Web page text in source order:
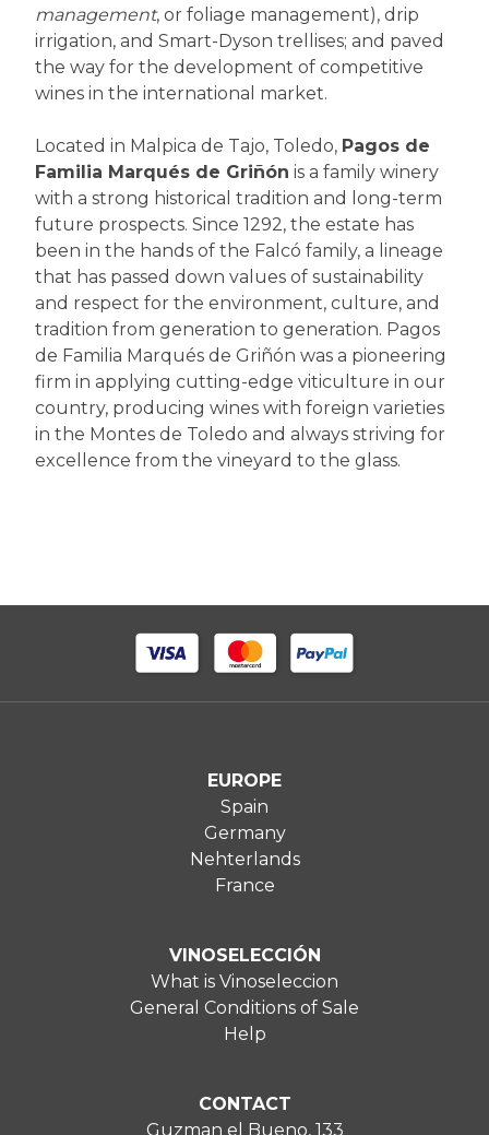
management, or foliage management), drip
irrigation, and Smart-Dyson trellises; and paved
the way for the development of competitive
wines in the international market.
Located in Malpica de Tajo, Toledo, Pagos de
Familia Marqués de Griñón is a family winery
with a strong historical tradition and long-term
future prospects. Since 1292, the estate has
been in the hands of the Falcó family, a lineage
that has passed down values of sustainability
and respect for the environment, culture, and
tradition from generation to generation. Pagos
de Familia Marqués de Griñón was a pioneering
firm in applying cutting-edge viticulture in our
country, producing wines with foreign varieties
in the Montes de Toledo and always striving for
excellence from the vineyard to the glass.
EUROPE
Spain
Germany
Nehterlands
France
VINOSELECCIÓN
What is Vinoseleccion
General Conditions of Sale
Help
CONTACT
Guzman el Bueno, 133